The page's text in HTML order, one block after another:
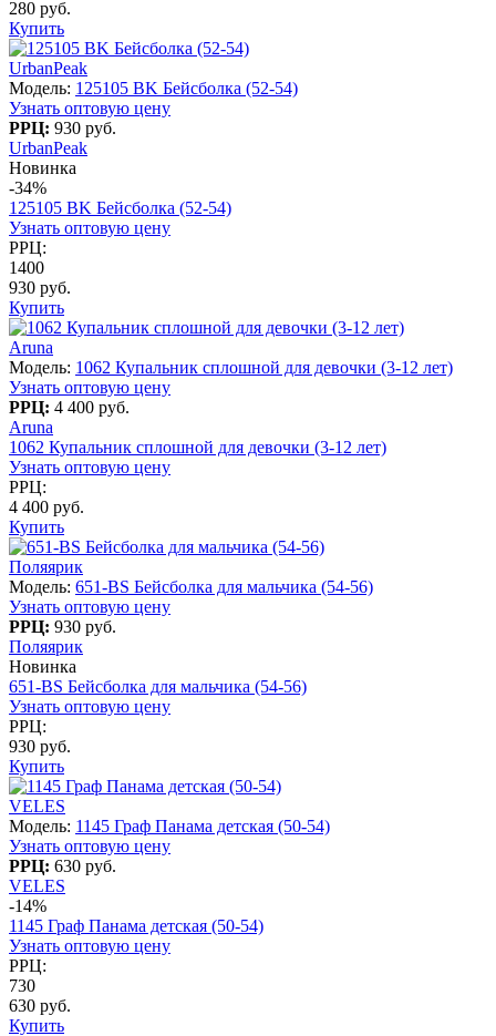
280 руб.
Купить
UrbanPeak
Модель: 125105 BK Бейсболка (52-54)
Узнать оптовую цену
РРЦ: 930 руб.
UrbanPeak
Новинка
-34%
125105 BK Бейсболка (52-54)
Узнать оптовую цену
РРЦ:
1400
930 руб.
Купить
Aruna
Модель: 1062 Купальник сплошной для девочки (3-12 лет)
Узнать оптовую цену
РРЦ: 4 400 руб.
Aruna
1062 Купальник сплошной для девочки (3-12 лет)
Узнать оптовую цену
РРЦ:
4 400 руб.
Купить
Поляярик
Модель: 651-BS Бейсболка для мальчика (54-56)
Узнать оптовую цену
РРЦ: 930 руб.
Поляярик
Новинка
651-BS Бейсболка для мальчика (54-56)
Узнать оптовую цену
РРЦ:
930 руб.
Купить
VELES
Модель: 1145 Граф Панама детская (50-54)
Узнать оптовую цену
РРЦ: 630 руб.
VELES
-14%
1145 Граф Панама детская (50-54)
Узнать оптовую цену
РРЦ:
730
630 руб.
Купить